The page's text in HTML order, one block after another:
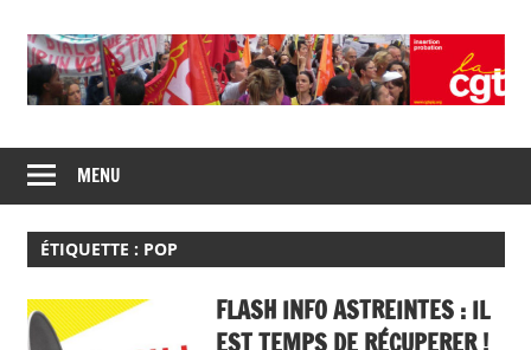
content
CGT
insertion
probation
de
syndicats
CGT
insertion
probation
MENU
ÉTIQUETTE : POP
FLASH INFO ASTREINTES : IL
EST TEMPS DE RÉCUPERER !